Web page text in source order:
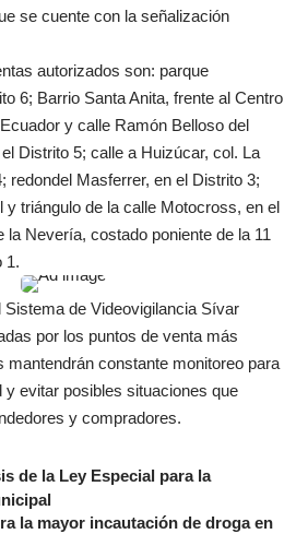
se cuente con la señalización
autorizados son: parque
6; Barrio Santa Anita, frente al Centro
y calle Ramón Belloso del
Distrito 5; calle a Huizúcar, col. La
redondel Masferrer, en el Distrito 3;
y triángulo de la calle Motocross, en el
la Nevería, costado poniente de la 11
1.
de Videovigilancia Sívar
por los puntos de venta más
mantendrán constante monitoreo para
y evitar posibles situaciones que
y compradores.
de la Ley Especial para la
la mayor incautación de droga en